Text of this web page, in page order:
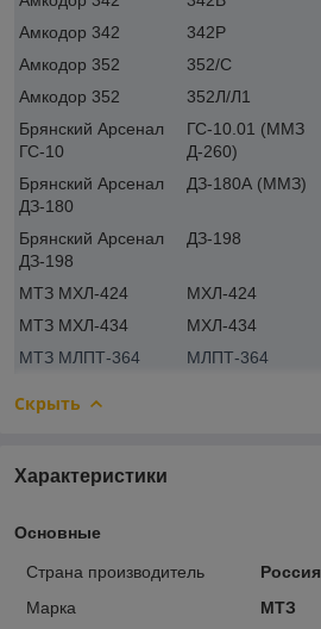
Амкодор 342
342Р
Амкодор 352
352/С
Амкодор 352
352Л/Л1
Брянский Арсенал
ГС-10
ГС-10.01 (ММЗ
Д-260)
Брянский Арсенал
ДЗ-180
ДЗ-180А (ММЗ)
Брянский Арсенал
ДЗ-198
ДЗ-198
МТЗ МХЛ-424
МХЛ-424
МТЗ МХЛ-434
МХЛ-434
МТЗ МЛПТ-364
МЛПТ-364
Скрыть
Характеристики
Основные
Страна производитель
Россия
Марка
МТЗ